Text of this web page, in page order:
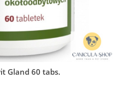
Gland 60 tabs.